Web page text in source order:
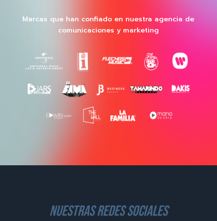
Marcas que han confiado en nuestra agencia de
comunicaciones y marketing
nuestras redes sociales